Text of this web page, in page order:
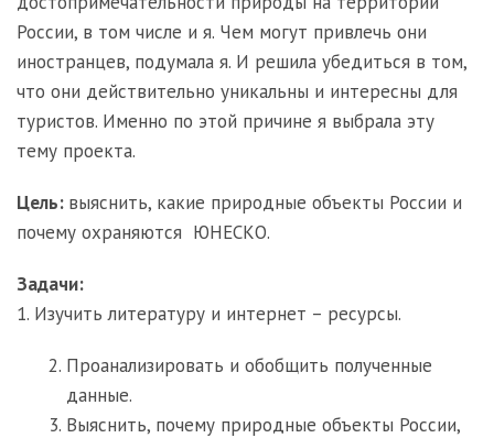
России, в том числе и я. Чем могут привлечь они
иностранцев, подумала я. И решила убедиться в том,
что они действительно уникальны и интересны для
туристов. Именно по этой причине я выбрала эту
тему проекта.
Цель: выяснить, какие природные объекты России и
почему охраняются ЮНЕСКО.
Задачи:
1. Изучить литературу и интернет – ресурсы.
Проанализировать и обобщить полученные
данные.
Выяснить, почему природные объекты России,